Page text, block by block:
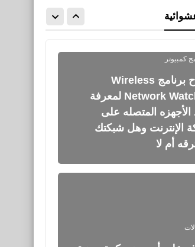
قرداحي ومسابقة مليونير
لا تضيع الفرصة
كمبيوتر
شرح برنامج Wireless
Network Watcher لمعرفة
الأجهزه المتصله على
الإنترنت وهل شبكتك
أم لا